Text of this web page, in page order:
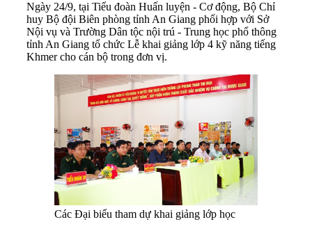
Ngày 24/9, tại Tiểu đoàn Huấn luyện - Cơ động, Bộ Chỉ
huy Bộ đội Biên phòng tỉnh An Giang phối hợp với Sở
Nội vụ và Trường Dân tộc nội trú - Trung học phổ thông
tỉnh An Giang tổ chức Lễ khai giảng lớp 4 kỹ năng tiếng
Khmer cho cán bộ trong đơn vị.
Các Đại biểu tham dự khai giảng lớp học